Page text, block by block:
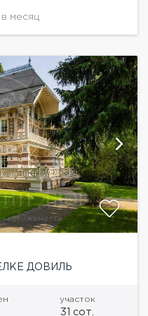
высокой точке...
в месяц
ДОВИЛЬ
участок
31 сот.